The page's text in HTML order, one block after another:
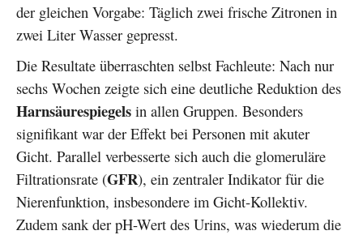
der gleichen Vorgabe: Täglich zwei frische Zitronen in
zwei Liter Wasser gepresst.
Die Resultate überraschten selbst Fachleute: Nach nur
sechs Wochen zeigte sich eine deutliche Reduktion des
Harnsäurespiegels in allen Gruppen. Besonders
signifikant war der Effekt bei Personen mit akuter
Gicht. Parallel verbesserte sich auch die glomeruläre
Filtrationsrate (GFR), ein zentraler Indikator für die
Nierenfunktion, insbesondere im Gicht-Kollektiv.
Zudem sank der pH-Wert des Urins, was wiederum die